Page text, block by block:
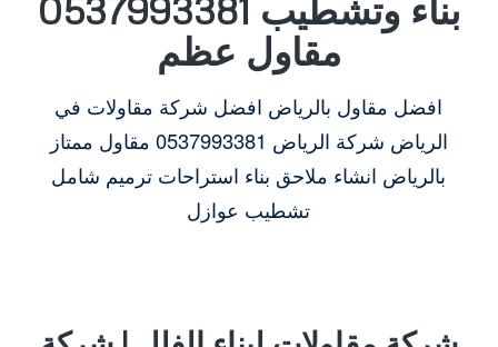
بناء وتشطيب 0537993381
مقاول عظم
افضل مقاول بالرياض افضل شركة مقاولات في
الرياض شركة الرياض 0537993381 مقاول ممتاز
بالرياض انشاء ملاحق بناء استراحات ترميم شامل
تشطيب عوازل